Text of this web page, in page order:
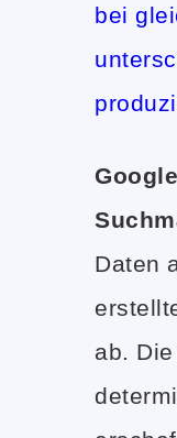
bei
Daten
ab.